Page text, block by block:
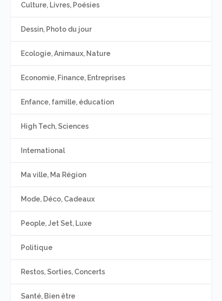
Culture, Livres, Poésies
Dessin, Photo du jour
Ecologie, Animaux, Nature
Economie, Finance, Entreprises
Enfance, famille, éducation
High Tech, Sciences
International
Ma ville, Ma Région
Mode, Déco, Cadeaux
People, Jet Set, Luxe
Politique
Restos, Sorties, Concerts
Santé, Bien être